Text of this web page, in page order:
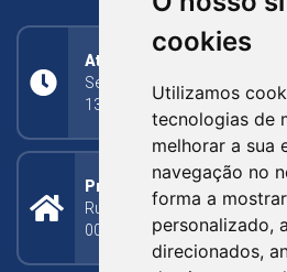
cookies
Utilizamos
tecnologias de
melhorar a sua
navegação no
forma a
personalizado,
direcionados,
Atendimento
Segunda a Sexta: 8h às
13h30min às 17h (tarde)
Prefeitura Municipal
Rua Silva Jardim, 505 - Bairro
000